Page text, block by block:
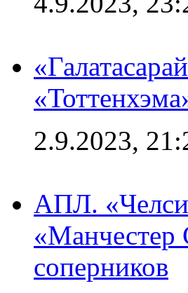
2.9.2023,
АПЛ.
«Манчестер
соперников